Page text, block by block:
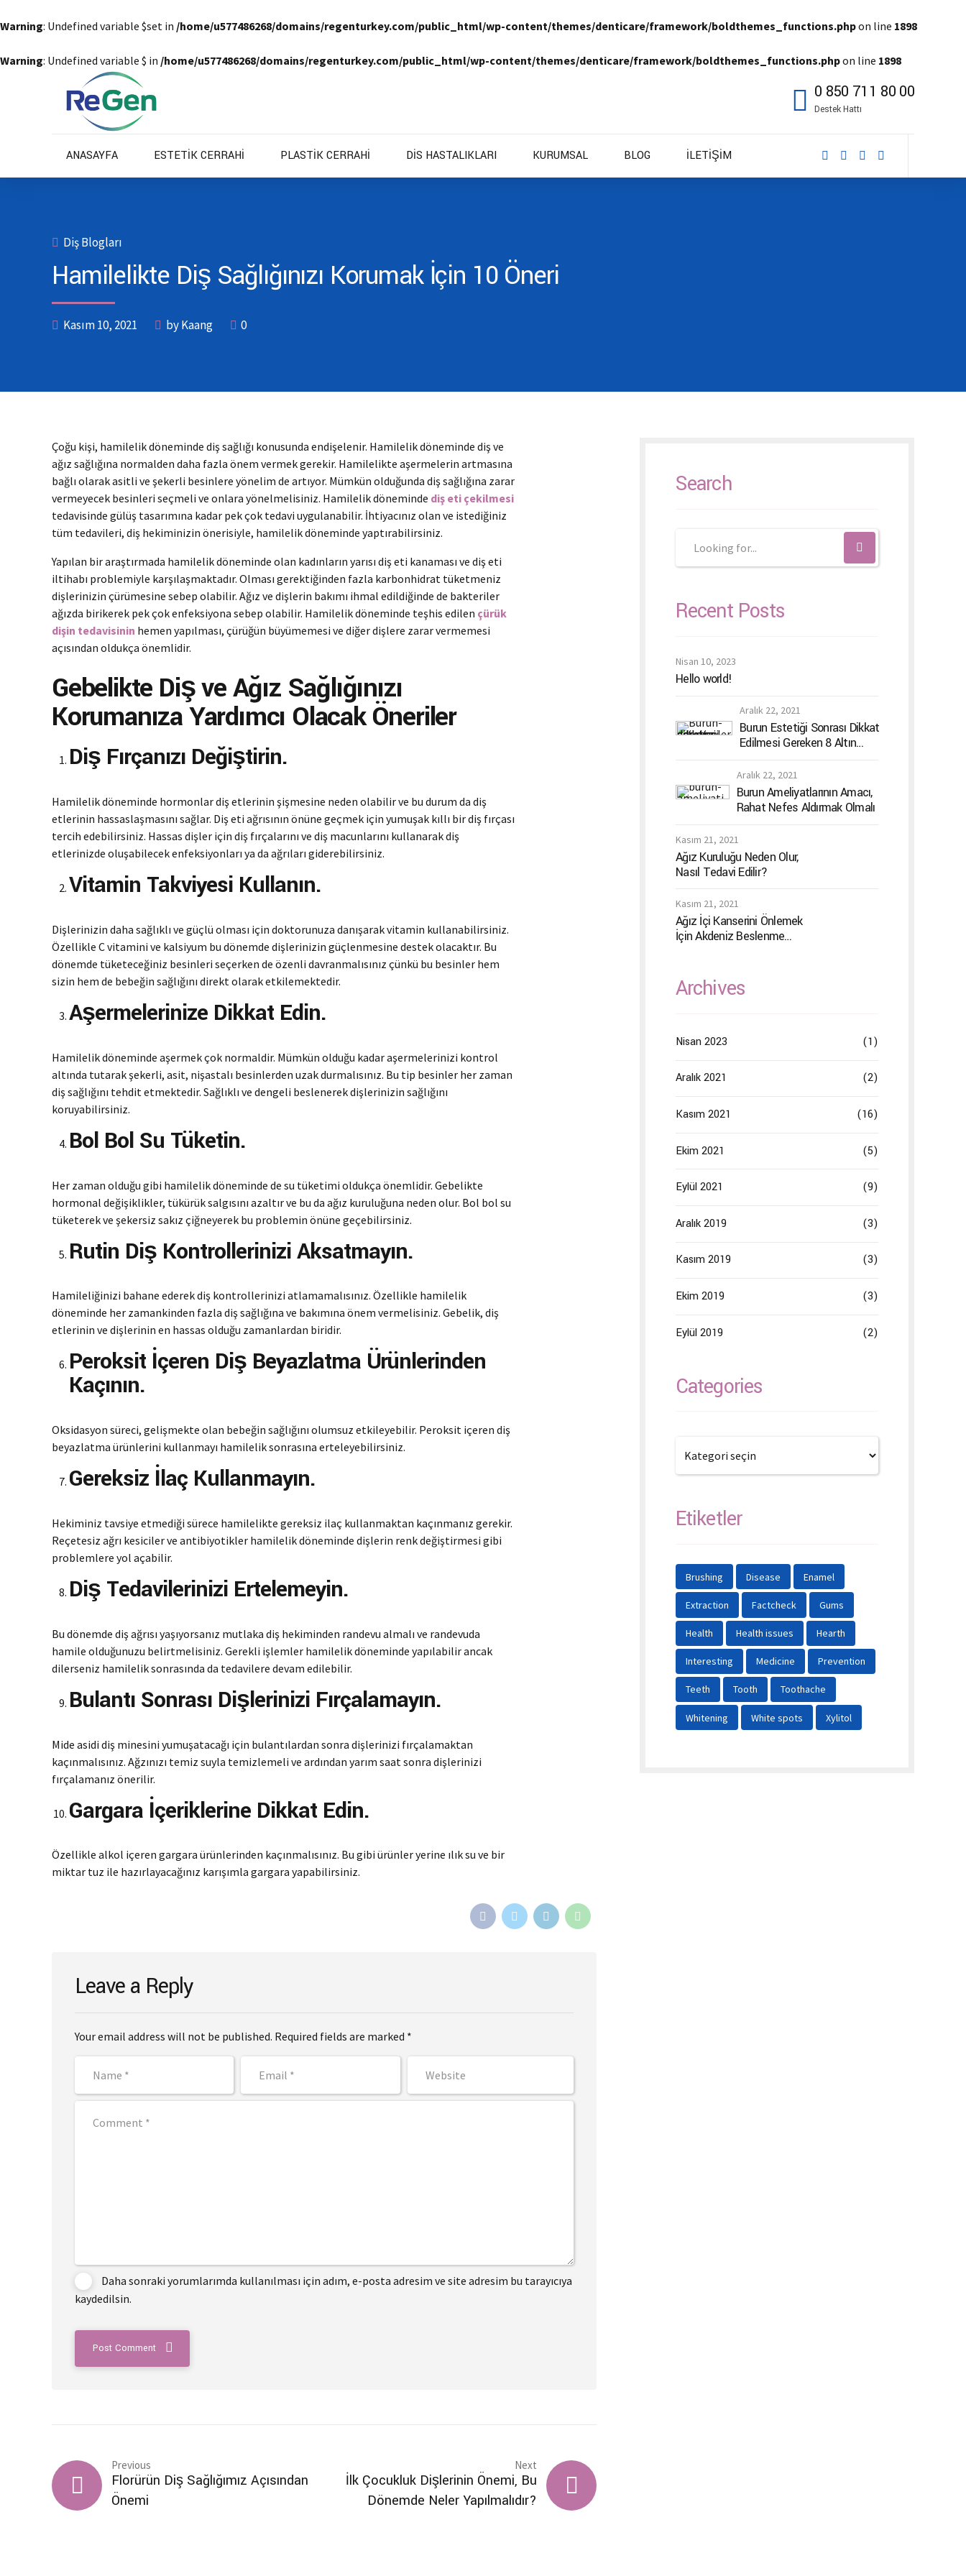
Warning: Undefined variable $set in /home/u577486268/domains/regenturkey.com/public_html/wp-content/themes/denticare/framework/boldthemes_functions.phpon line 1898
Warning: Undefined variable $ in /home/u577486268/domains/regenturkey.com/public_html/wp-content/themes/denticare/framework/boldthemes_functions.phpon line 1898
0 850 711 80 00
Destek Hattı
ANASAYFA ESTETİK CERRAHİ PLASTİK CERRAHİ DİS HASTALIKLARI KURUMSAL BLOG İLETİŞİM
Diş Blogları
Hamilelikte Diş Sağlığınızı Korumak İçin 10 Öneri
Kasım 10, 2021 by Kaang 0
Çoğu kişi, hamilelik döneminde diş sağlığı konusunda endişelenir. Hamilelik döneminde diş ve
ağız sağlığına normalden daha fazla önem vermek gerekir. Hamilelikte aşermelerin artmasına
bağlı olarak asitli ve şekerli besinlere yönelim de artıyor. Mümkün olduğunda diş sağlığına zarar
vermeyecek besinleri seçmeli ve onlara yönelmelisiniz. Hamilelik döneminde diş eti çekilmesi
tedavisinde gülüş tasarımına kadar pek çok tedavi uygulanabilir. İhtiyacınız olan ve istediğiniz
tüm tedavileri, diş hekiminizin önerisiyle, hamilelik döneminde yaptırabilirsiniz.
Yapılan bir araştırmada hamilelik döneminde olan kadınların yarısı diş eti kanaması ve diş eti
iltihabı problemiyle karşılaşmaktadır. Olması gerektiğinden fazla karbonhidrat tüketmeniz
dişlerinizin çürümesine sebep olabilir. Ağız ve dişlerin bakımı ihmal edildiğinde de bakteriler
ağızda birikerek pek çok enfeksiyona sebep olabilir. Hamilelik döneminde teşhis edilen çürük
dişin tedavisinin hemen yapılması, çürüğün büyümemesi ve diğer dişlere zarar vermemesi
açısından oldukça önemlidir.
Gebelikte Diş ve Ağız Sağlığınızı
Korumanıza Yardımcı Olacak Öneriler
Diş Fırçanızı Değiştirin.
Hamilelik döneminde hormonlar diş etlerinin şişmesine neden olabilir ve bu durum da diş
etlerinin hassaslaşmasını sağlar. Diş eti ağrısının önüne geçmek için yumuşak kıllı bir diş fırçası
tercih edebilirsiniz. Hassas dişler için diş fırçalarını ve diş macunlarını kullanarak diş
etlerinizde oluşabilecek enfeksiyonları ya da ağrıları giderebilirsiniz.
Vitamin Takviyesi Kullanın.
Dişlerinizin daha sağlıklı ve güçlü olması için doktorunuza danışarak vitamin kullanabilirsiniz.
Özellikle C vitamini ve kalsiyum bu dönemde dişlerinizin güçlenmesine destek olacaktır. Bu
dönemde tüketeceğiniz besinleri seçerken de özenli davranmalısınız çünkü bu besinler hem
sizin hem de bebeğin sağlığını direkt olarak etkilemektedir.
Aşermelerinize Dikkat Edin.
Hamilelik döneminde aşermek çok normaldir. Mümkün olduğu kadar aşermelerinizi kontrol
altında tutarak şekerli, asit, nişastalı besinlerden uzak durmalısınız. Bu tip besinler her zaman
diş sağlığını tehdit etmektedir. Sağlıklı ve dengeli beslenerek dişlerinizin sağlığını
koruyabilirsiniz.
Bol Bol Su Tüketin.
Her zaman olduğu gibi hamilelik döneminde de su tüketimi oldukça önemlidir. Gebelikte
hormonal değişiklikler, tükürük salgısını azaltır ve bu da ağız kuruluğuna neden olur. Bol bol su
tüketerek ve şekersiz sakız çiğneyerek bu problemin önüne geçebilirsiniz.
Rutin Diş Kontrollerinizi Aksatmayın.
Hamileliğinizi bahane ederek diş kontrollerinizi atlamamalısınız. Özellikle hamilelik
döneminde her zamankinden fazla diş sağlığına ve bakımına önem vermelisiniz. Gebelik, diş
etlerinin ve dişlerinin en hassas olduğu zamanlardan biridir.
Peroksit İçeren Diş Beyazlatma Ürünlerinden
Kaçının.
Oksidasyon süreci, gelişmekte olan bebeğin sağlığını olumsuz etkileyebilir. Peroksit içeren diş
beyazlatma ürünlerini kullanmayı hamilelik sonrasına erteleyebilirsiniz.
Gereksiz İlaç Kullanmayın.
Hekiminiz tavsiye etmediği sürece hamilelikte gereksiz ilaç kullanmaktan kaçınmanız gerekir.
Reçetesiz ağrı kesiciler ve antibiyotikler hamilelik döneminde dişlerin renk değiştirmesi gibi
problemlere yol açabilir.
Diş Tedavilerinizi Ertelemeyin.
Bu dönemde diş ağrısı yaşıyorsanız mutlaka diş hekiminden randevu almalı ve randevuda
hamile olduğunuzu belirtmelisiniz. Gerekli işlemler hamilelik döneminde yapılabilir ancak
dilerseniz hamilelik sonrasında da tedavilere devam edilebilir.
Bulantı Sonrası Dişlerinizi Fırçalamayın.
Mide asidi diş minesini yumuşatacağı için bulantılardan sonra dişlerinizi fırçalamaktan
kaçınmalısınız. Ağzınızı temiz suyla temizlemeli ve ardından yarım saat sonra dişlerinizi
fırçalamanız önerilir.
Gargara İçeriklerine Dikkat Edin.
Özellikle alkol içeren gargara ürünlerinden kaçınmalısınız. Bu gibi ürünler yerine ılık su ve bir
miktar tuz ile hazırlayacağınız karışımla gargara yapabilirsiniz.
Leave a Reply
Your email address will not be published. Required fields are marked *
Daha sonraki yorumlarımda kullanılması için adım, e-posta adresim ve site adresim bu tarayıcıya
kaydedilsin.
Post Comment
Previous
Florürün Diş Sağlığımız Açısından
Önemi
Next
İlk Çocukluk Dişlerinin Önemi, Bu
Dönemde Neler Yapılmalıdır?
Search
Recent Posts
Nisan 10, 2023
Hello world!
Aralık 22, 2021
Burun Estetiği Sonrası Dikkat
Edilmesi Gereken 8 Altın
Aralık 22, 2021
Burun Ameliyatlarının Amacı,
Rahat Nefes Aldırmak Olmalı
Kasım 21, 2021
Ağız Kuruluğu Neden Olur,
Nasıl Tedavi Edilir?
Kasım 21, 2021
Ağız İçi Kanserini Önlemek
İçin Akdeniz Beslenme
Archives
Nisan 2023 (1)
Aralık 2021 (2)
Kasım 2021 (16)
Ekim 2021 (5)
Eylül 2021 (9)
Aralık 2019 (3)
Kasım 2019 (3)
Ekim 2019 (3)
Eylül 2019 (2)
Categories
Etiketler
Brushing Disease Enamel
Extraction Factcheck Gums
Health Health issues Hearth
Interesting Medicine Prevention
Teeth Tooth Toothache
Whitening White spots Xylitol